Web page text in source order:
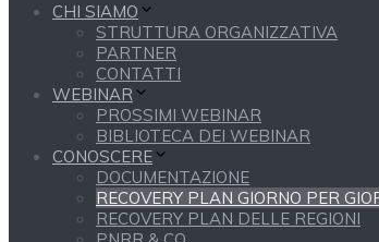
CHI SIAMO
STRUTTURA ORGANIZZATIVA
PARTNER
CONTATTI
WEBINAR
PROSSIMI WEBINAR
BIBLIOTECA DEI WEBINAR
CONOSCERE
DOCUMENTAZIONE
RECOVERY PLAN GIORNO PER
RECOVERY PLAN DELLE REGIONI